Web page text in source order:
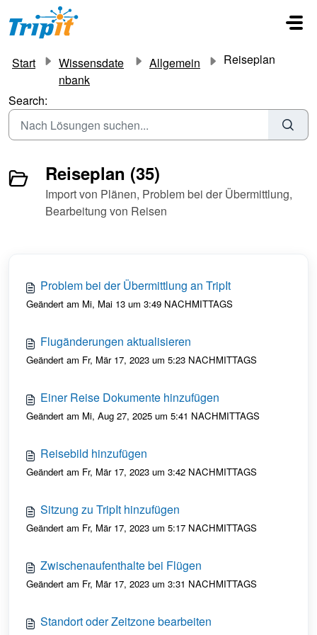
Zum hauptsächlichen Inhalt gehen
Start
Wissensdate
nbank
Allgemein Reiseplan
Search:
Reiseplan (35)
Import von Plänen, Problem bei der Übermittlung,
Bearbeitung von Reisen
Problem bei der Übermittlung an TripIt
Geändert am Mi, Mai 13 um 3:49 NACHMITTAGS
Flugänderungen aktualisieren
Geändert am Fr, Mär 17, 2023 um 5:23 NACHMITTAGS
Einer Reise Dokumente hinzufügen
Geändert am Mi, Aug 27, 2025 um 5:41 NACHMITTAGS
Reisebild hinzufügen
Geändert am Fr, Mär 17, 2023 um 3:42 NACHMITTAGS
Sitzung zu TripIt hinzufügen
Geändert am Fr, Mär 17, 2023 um 5:17 NACHMITTAGS
Zwischenaufenthalte bei Flügen
Geändert am Fr, Mär 17, 2023 um 3:31 NACHMITTAGS
Standort oder Zeitzone bearbeiten